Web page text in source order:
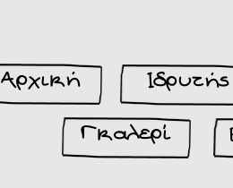
Γκαλερί
Ιδρυτής
Αρχική